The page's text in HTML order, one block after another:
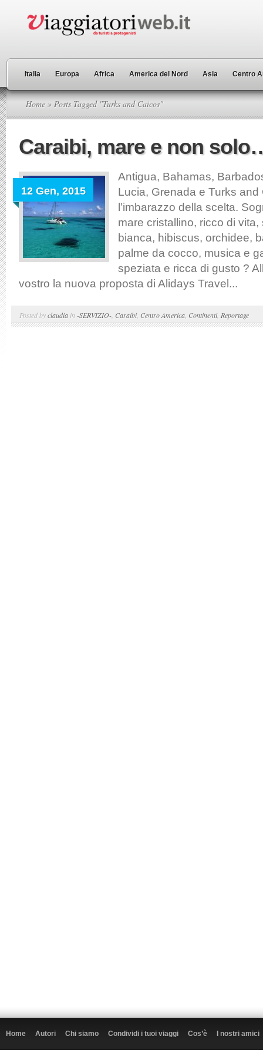
Italia Europa Africa America del Nord Asia Centro
Home » Posts Tagged "Turks and Caicos"
Caraibi, mare e non
12 Gen, 2015
Antigua, Bahamas,
Lucia, Grenada e Turks and
l’imbarazzo della scelta.
mare cristallino, ricco di
bianca, hibiscus, orchidee,
palme da cocco, musica e
speziata e ricca di gusto ?
vostro la nuova proposta di Alidays Travel...
Posted byclaudia in -SERVIZIO- Caraibi, Centro America Continenti, Reportage
Home Autori Chi siamo Condividi i tuoi viaggi Cos’è I nostri amici